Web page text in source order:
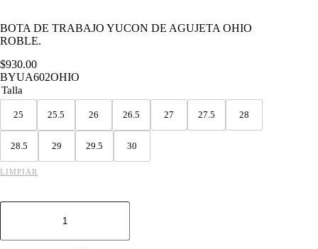
BOTA DE TRABAJO YUCON DE AGUJETA OHIO
ROBLE.
$930.00
BYUA602OHIO
Talla
25 25.5 26 26.5 27 27.5 28
28.5 29 29.5 30
LIMPIAR
BOTA
YUCON